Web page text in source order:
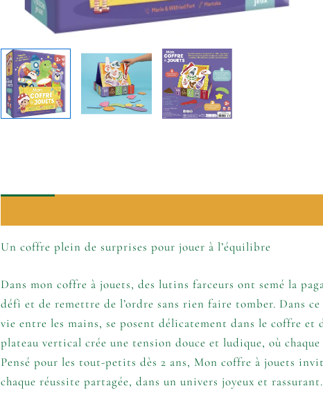
Un coffre plein de surprises pour jouer à l’équilibre
Dans mon coffre à jouets, des lutins farceurs ont semé la
défi et de remettre de l’ordre sans rien faire tomber. Dans
vie entre les mains, se posent délicatement dans le coffre
plateau vertical crée une tension douce et ludique, où
Pensé pour les tout-petits dès 2 ans, Mon coffre à jouets
chaque réussite partagée, dans un univers joyeux et rassurant.